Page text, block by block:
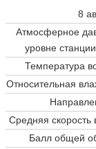
8
Атмосферное
уровне станции,
Температура
Относительная
Средняя скорость
Балл общей